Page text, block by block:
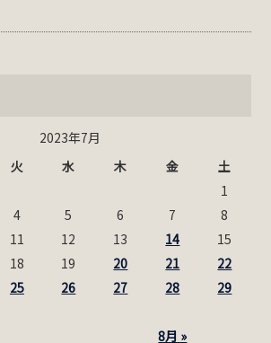
2023年7月
火 水 木 金 土
8月 »
1
4 5 6 7
8
11 12 13 14
15
18 19 20 21
22
25 26 27 28
29